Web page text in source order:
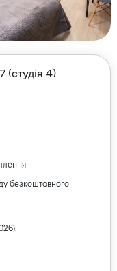
(студія 4)
безкоштовного
):